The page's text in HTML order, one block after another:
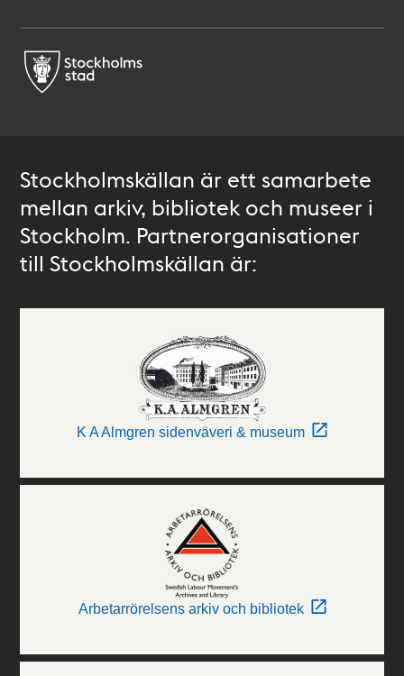
Stockholmskällan är ett samarbete
mellan arkiv, bibliotek och museer i
Stockholm. Partnerorganisationer
till Stockholmskällan är:
K A Almgren sidenväveri & museum
Arbetarrörelsens arkiv och bibliotek